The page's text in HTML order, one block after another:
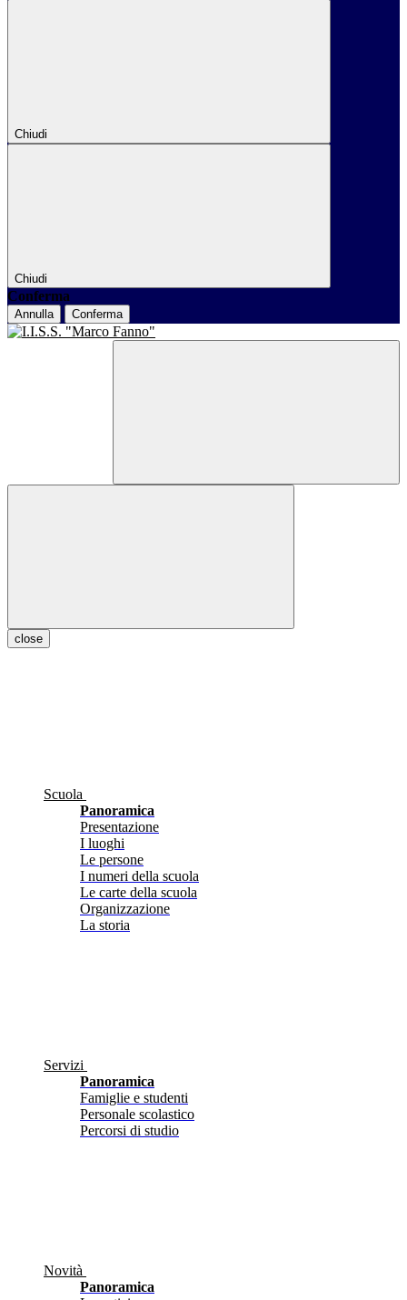
Chiudi
Chiudi
Conferma
Annulla Conferma
close
Scuola
Panoramica
Presentazione
I luoghi
Le persone
I numeri della scuola
Le carte della scuola
Organizzazione
La storia
Servizi
Panoramica
Famiglie e studenti
Personale scolastico
Percorsi di studio
Novità
Panoramica